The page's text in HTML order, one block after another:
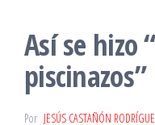
Así se hizo
piscinazos”
Por JESÚS CASTAÑÓN